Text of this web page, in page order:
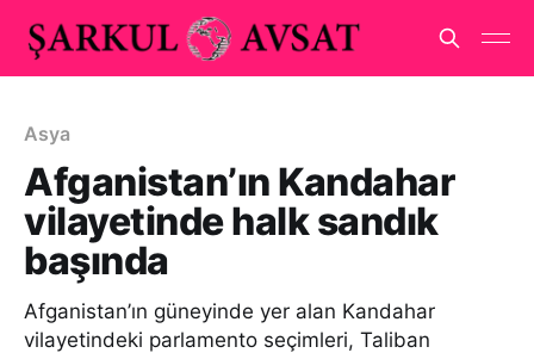
Asya
Afganistan’ın Kandahar
vilayetinde halk sandık
başında
Afganistan’ın güneyinde yer alan Kandahar
vilayetindeki parlamento seçimleri, Taliban